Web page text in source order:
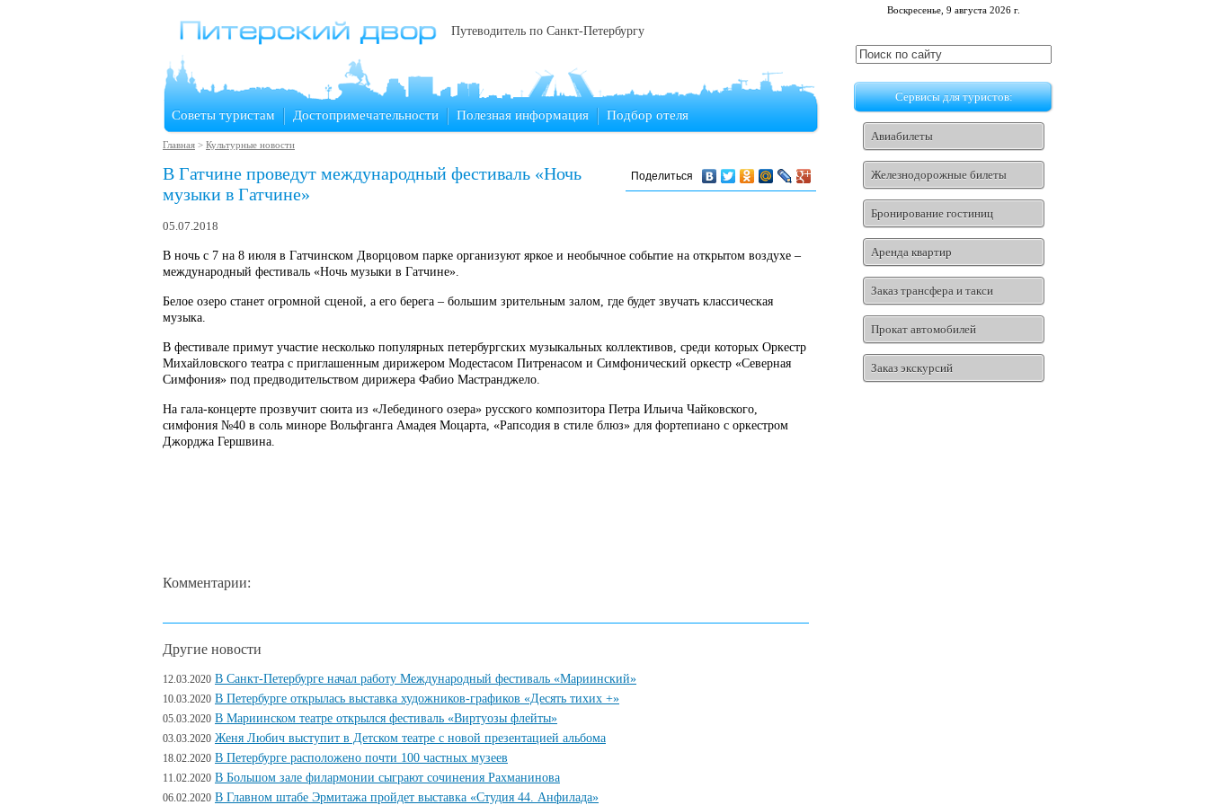
Путеводитель по Санкт-Петербургу
Советы туристам Достопримечательности Полезная информация Подбор отеля
Главная > Культурные новости
Поделиться
В Гатчине проведут международный фестиваль «Ночь
музыки в Гатчине»
05.07.2018
В ночь с 7 на 8 июля в Гатчинском Дворцовом парке организуют яркое и необычное событие на открытом воздухе –
международный фестиваль «Ночь музыки в Гатчине».
Белое озеро станет огромной сценой, а его берега – большим зрительным залом, где будет звучать классическая
музыка.
В фестивале примут участие несколько популярных петербургских музыкальных коллективов, среди которых Оркестр
Михайловского театра с приглашенным дирижером Модестасом Питренасом и Симфонический оркестр «Северная
Симфония» под предводительством дирижера Фабио Мастранджело.
На гала-концерте прозвучит сюита из «Лебединого озера» русского композитора Петра Ильича Чайковского,
симфония №40 в соль миноре Вольфганга Амадея Моцарта, «Рапсодия в стиле блюз» для фортепиано с оркестром
Джорджа Гершвина.
Комментарии:
Другие новости
12.03.2020 В Санкт-Петербурге начал работу Международный фестиваль «Мариинский»
10.03.2020 В Петербурге открылась выставка художников-графиков «Десять тихих +»
05.03.2020 В Мариинском театре открылся фестиваль «Виртуозы флейты»
03.03.2020 Женя Любич выступит в Детском театре с новой презентацией альбома
18.02.2020 В Петербурге расположено почти 100 частных музеев
11.02.2020 В Большом зале филармонии сыграют сочинения Рахманинова
06.02.2020 В Главном штабе Эрмитажа пройдет выставка «Студия 44. Анфилада»
Воскресенье, 9 августа 2026 г.
Сервисы для туристов:
Авиабилеты
Железнодорожные билеты
Бронирование гостиниц
Аренда квартир
Заказ трансфера и такси
Прокат автомобилей
Заказ экскурсий